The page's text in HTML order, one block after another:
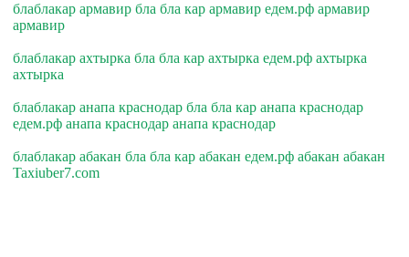
блаблакар армавир бла бла кар армавир едем.рф армавир
армавир
блаблакар ахтырка бла бла кар ахтырка едем.рф ахтырка
ахтырка
блаблакар анапа краснодар бла бла кар анапа краснодар
едем.рф анапа краснодар анапа краснодар
блаблакар абакан бла бла кар абакан едем.рф абакан абакан
Taxiuber7.com